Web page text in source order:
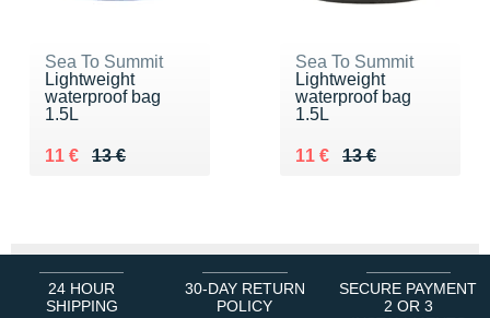
Sea To Summit
Lightweight
waterproof bag
1.5L
13 €
Au lieu de 13 €
11 €
Vendu 11 €
Sea To Summit
Lightweight
waterproof bag
1.5L
13 €
Au lieu de 13 €
11 €
Vendu 11 €
24 HOUR
SHIPPING
30-DAY RETURN
POLICY
SECURE PAYMENT
2 OR 3